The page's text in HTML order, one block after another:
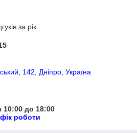
за рік
142, Дніпро, Україна
10:00 до 18:00
роботи